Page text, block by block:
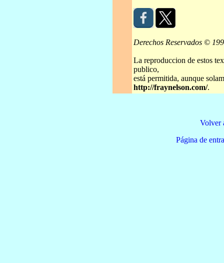
Derechos Reservados ©
La reproduccion de estos
publico,
está permitida, aunque
http://fraynelson.com/.
Volver
Página de